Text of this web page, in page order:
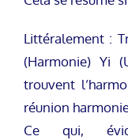
Littéralement :
(Harmonie) Yi
trouvent
réunion
Ce qui,